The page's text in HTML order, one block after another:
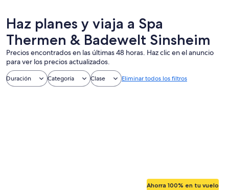
Haz planes y viaja a Spa
Thermen & Badewelt Sinsheim
Precios encontrados en las últimas 48 horas. Haz clic en el anuncio
para ver los precios actualizados.
Duración Categoría Clase Eliminar todos los filtros
Ahorra 100% en tu vuelo